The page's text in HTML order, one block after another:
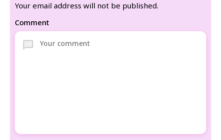
Your email address will not be published.
Comment